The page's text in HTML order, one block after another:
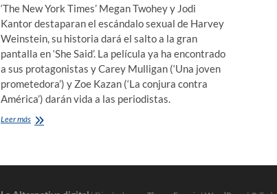
‘The New York Times’ Megan Twohey y Jodi
Kantor destaparan el escándalo sexual de Harvey
Weinstein, su historia dará el salto a la gran
pantalla en ‘She Said’. La película ya ha encontrado
a sus protagonistas y Carey Mulligan (‘Una joven
prometedora’) y Zoe Kazan (‘La conjura contra
América’) darán vida a las periodistas.
Leer másCarey
Kazan